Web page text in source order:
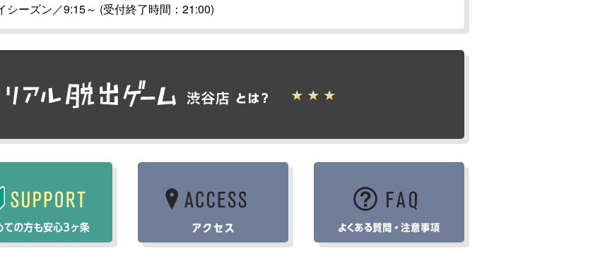
シーズン／9:15～ (受付終了時間：21:00)